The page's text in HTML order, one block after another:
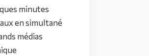
minutes
en simultané
médias